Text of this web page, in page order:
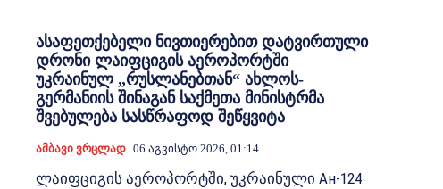
ასაფეთქებელი ნივთიერებით დატვირთული
დრონი ლაიფციგის აეროპორტში
უკრაინულ „რუსლანებთან“ ახლოს-
გერმანიის შინაგან საქმეთა მინისტრმა
შვებულება სასწრაფოდ შეწყვიტა
Ამბავი Ვრცლად 06 Აგვისტო 2026, 01:14
ლაიფციგის აეროპორტში, უკრაინული Ан-124